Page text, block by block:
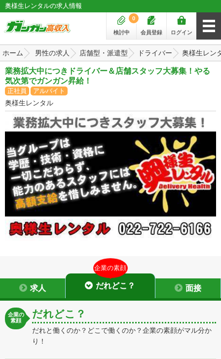
奥様生レンタルの求人情報
ログイン
会員登録
検討中
0
ホーム 男性の求人 店舗型・派遣型 ドライバー 奥様生レン
業務拡大中につきドライバー＆店舗スタッフ大募集！やる
気次第でガンガン昇給！
正社員 アルバイト
奥様生レンタル
求人
企業の素顔
だれどこ？ 面接
企業の
素顔
だれどこ？
だれと働くのか？どこで働くのか？企業の素顔がマル分か
り！